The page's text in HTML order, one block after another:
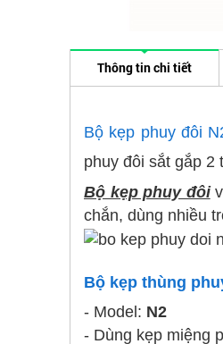
Thông tin chi tiết
Bộ kẹp phuy đôi
phuy đôi sắt gắp 2
Bộ kẹp phuy đôi
chắn, dùng nhiều
Bộ kẹp thùng
- Model: N2
- Dùng kẹp miệng